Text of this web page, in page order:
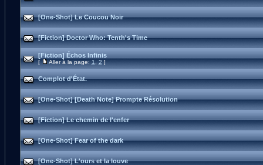
[One-Shot] Le Coucou Noir
[Fiction] Doctor Who: Tenth's Time
[Fiction] Échos Infinis
[ Aller à la page:1,2]
Complot d'État.
[One-Shot] [Death Note] Prompte Résolution
[Fiction] Le chemin de l'enfer
[One-Shot] Fear of the dark
[One-Shot] L'ours et la louve